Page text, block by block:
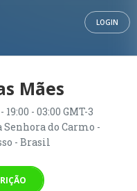
LOGIN
Mães
- 19:00 - 03:00 GMT-3
do Carmo -
- Brasil